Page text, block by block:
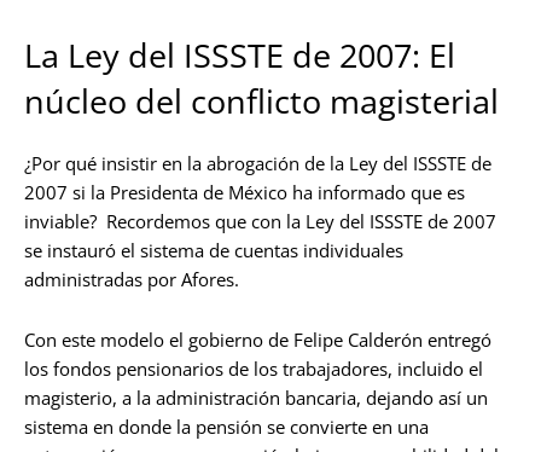
La Ley del ISSSTE de 2007: El
núcleo del conflicto magisterial
¿Por qué insistir en la abrogación de la Ley del ISSSTE de
2007 si la Presidenta de México ha informado que es
inviable? Recordemos que con la Ley del ISSSTE de 2007
se instauró el sistema de cuentas individuales
administradas por Afores.
Con este modelo el gobierno de Felipe Calderón entregó
los fondos pensionarios de los trabajadores, incluido el
magisterio, a la administración bancaria, dejando así un
sistema en donde la pensión se convierte en una